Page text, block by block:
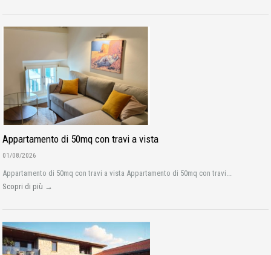
Appartamento di 50mq con travi a vista
01/08/2026
Appartamento di 50mq con travi a vista Appartamento di 50mq con travi...
Scopri di più →